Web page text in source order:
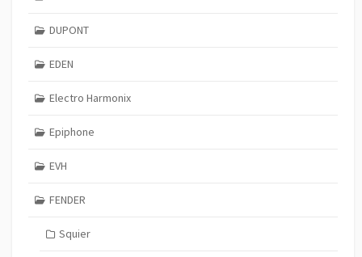
DUPONT
EDEN
Electro Harmonix
Epiphone
EVH
FENDER
Squier